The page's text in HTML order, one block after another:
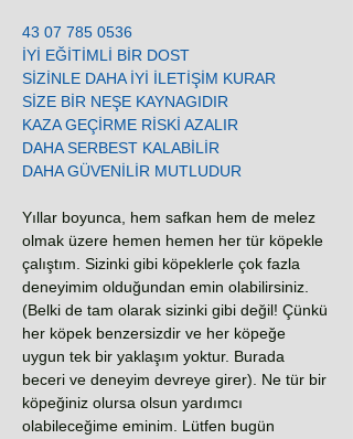
0536 785 07 43
İYİ EĞİTİMLİ BİR DOST
SİZİNLE DAHA İYİ İLETİŞİM KURAR
SİZE BİR NEŞE KAYNAGIDIR
KAZA GEÇİRME RİSKİ AZALIR
DAHA SERBEST KALABİLİR
DAHA GÜVENİLİR MUTLUDUR
Yıllar boyunca, hem safkan hem de melez
olmak üzere hemen hemen her tür köpekle
çalıştım. Sizinki gibi köpeklerle çok fazla
deneyimim olduğundan emin olabilirsiniz.
(Belki de tam olarak sizinki gibi değil! Çünkü
her köpek benzersizdir ve her köpeğe
uygun tek bir yaklaşım yoktur. Burada
beceri ve deneyim devreye girer). Ne tür bir
köpeğiniz olursa olsun yardımcı
olabileceğime eminim. Lütfen bugün